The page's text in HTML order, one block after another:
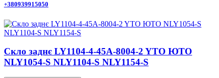
+380939915050
Скло заднє LY1104-4-45A-8004-2 YTO ЮТО
NLY1054-S NLY1104-S NLY1154-S